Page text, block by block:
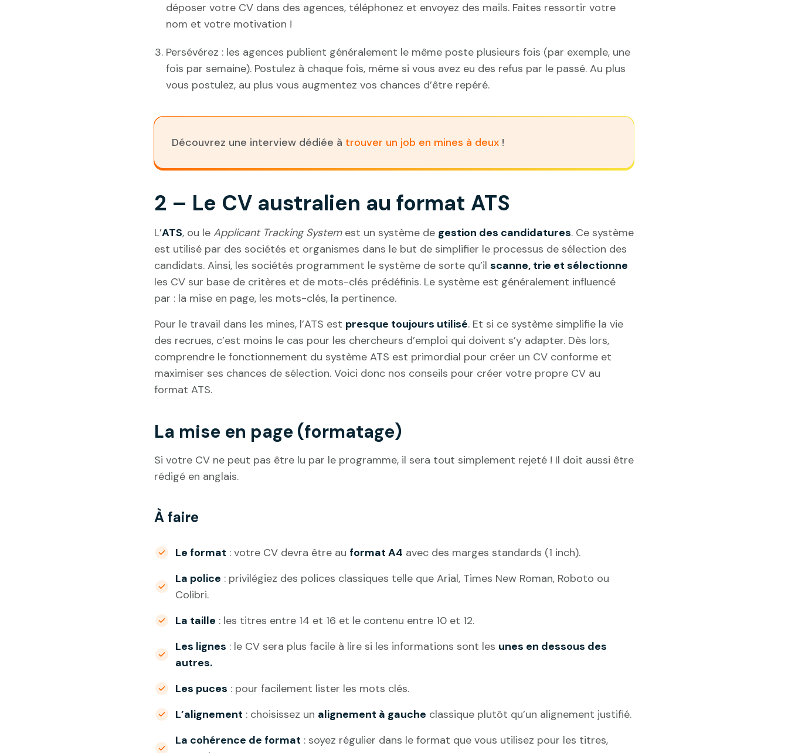
déposer votre CV dans des agences, téléphonez et envoyez des mails. Faites ressortir votre
nom et votre motivation !
Persévérez : les agences publient généralement le même poste plusieurs fois (par exemple, une
fois par semaine). Postulez à chaque fois, même si vous avez eu des refus par le passé. Au plus
vous postulez, au plus vous augmentez vos chances d’être repéré.
Découvrez une interview dédiée à trouver un job en mines à deux !
2 – Le CV australien au format ATS
L’ATS, ou le Applicant Tracking Systemest un système de gestion des candidatures. Ce système
est utilisé par des sociétés et organismes dans le but de simplifier le processus de sélection des
candidats. Ainsi, les sociétés programment le système de sorte qu’il scanne, trie et sélectionne
les CV sur base de critères et de mots-clés prédéfinis. Le système est généralement influencé
par : la mise en page, les mots-clés, la pertinence.
Pour le travail dans les mines, l’ATS est presque toujours utilisé. Et si ce système simplifie la vie
des recrues, c’est moins le cas pour les chercheurs d’emploi qui doivent s’y adapter. Dès lors,
comprendre le fonctionnement du système ATS est primordial pour créer un CV conforme et
maximiser ses chances de sélection. Voici donc nos conseils pour créer votre propre CV au
format ATS.
La mise en page (formatage)
Si votre CV ne peut pas être lu par le programme, il sera tout simplement rejeté ! Il doit aussi être
rédigé en anglais.
À faire
Le format : votre CV devra être au format A4 avec des marges standards (1 inch).
La police : privilégiez des polices classiques telle que Arial, Times New Roman, Roboto ou
Colibri.
La taille : les titres entre 14 et 16 et le contenu entre 10 et 12.
Les lignes : le CV sera plus facile à lire si les informations sont les unes en dessous des
autres.
Les puces : pour facilement lister les mots clés.
L’alignement : choisissez un alignement à gauche classique plutôt qu’un alignement justifié.
La cohérence de format : soyez régulier dans le format que vous utilisez pour les titres,